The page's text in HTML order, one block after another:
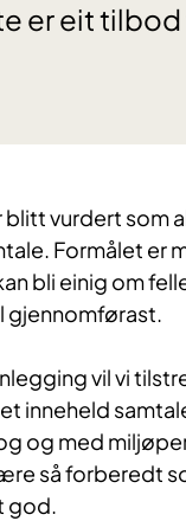
er eit tilbod
blitt vurdert som
Formålet er
bli einig om
gjennomførast.
vil vi
inneheld
og med
så forberedt
god.